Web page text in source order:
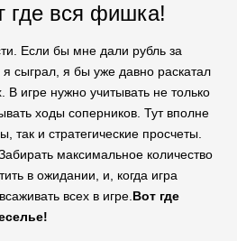
где вся фишка!
Если бы мне дали рубль за
сыграл, я бы уже давно раскатал
В игре нужно учитывать не только
ходы соперников. Тут вполне
так и стратегические просчеты.
максимальное количество
в ожидании, и, когда игра
всех в игре. Вот где